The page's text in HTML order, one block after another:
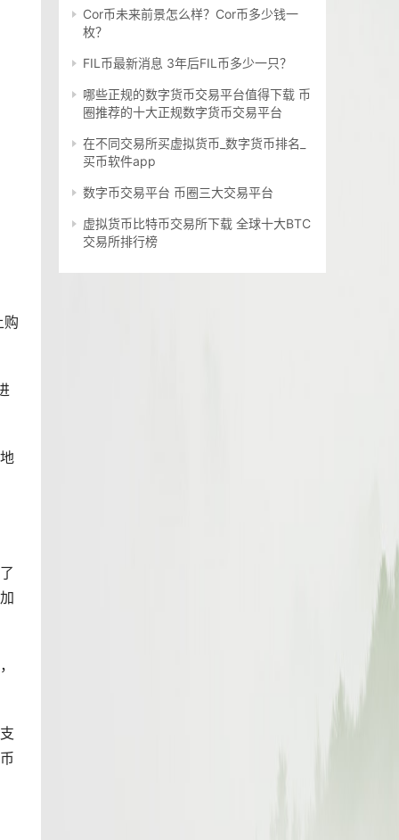
购
Cor币未来前景怎么样？Cor币多少钱一
枚？
FIL币最新消息 3年后FIL币多少一只？
哪些正规的数字货币交易平台值得下载 币
圈推荐的十大正规数字货币交易平台
在不同交易所买虚拟货币_数字货币排名_
买币软件app
数字币交易平台 币圈三大交易平台
虚拟货币比特币交易所下载 全球十大BTC
交易所排行榜